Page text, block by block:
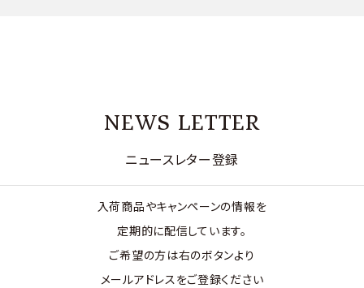
NEWS LETTER
ニュースレター登録
入荷商品やキャンペーンの情報を
定期的に配信しています。
ご希望の方は右のボタンより
メールアドレスをご登録ください